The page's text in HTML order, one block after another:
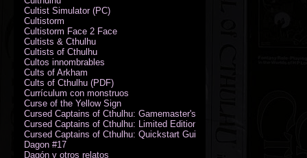
Cultist Simulator (PC)
Cultistorm
Cultistorm Face 2 Face
Cultists & Cthulhu
Cultists of Cthulhu
Cultos innombrables
Cults of Arkham
Cults of Cthulhu (PDF)
Currículum con monstruos
Curse of the Yellow Sign
Cursed Captains of Cthulhu: Gamemaster's Toolkit & Dice
Cursed Captains of Cthulhu: Limited Edition
Cursed Captains of Cthulhu: Quickstart Guide (PDF)
Dagon #17
Dagón y otros relatos